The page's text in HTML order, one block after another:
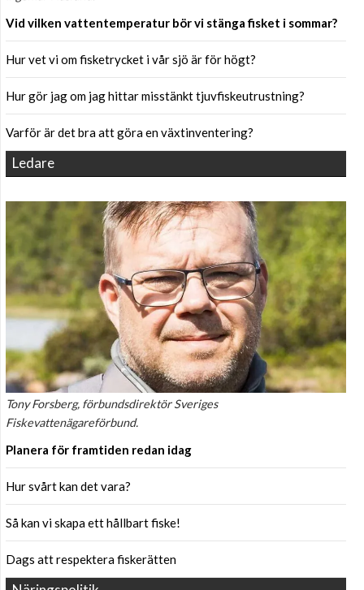
Vid vilken vattentemperatur bör vi stänga fisket i sommar?
Hur vet vi om fisketrycket i vår sjö är för högt?
Hur gör jag om jag hittar misstänkt tjuvfiskeutrustning?
Varför är det bra att göra en växtinventering?
Ledare
Tony Forsberg, förbundsdirektör Sveriges
Fiskevattenägareförbund.
Planera för framtiden redan idag
Hur svårt kan det vara?
Så kan vi skapa ett hållbart fiske!
Dags att respektera fiskerätten